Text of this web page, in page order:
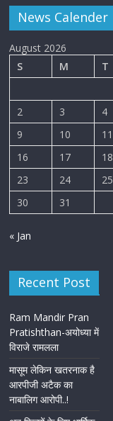
News Calender
August 2026
S
M T
2
3 4
9
10 11
16
17 18
23
24 25
30
31
« Jan
Recent Post
Ram Mandir Pran
Pratishthan-अयोध्या में
विराजे रामलला
मासूम लेकिन खतरनाक है
आरपीजी अटैक का
नाबालिग आरोपी..!